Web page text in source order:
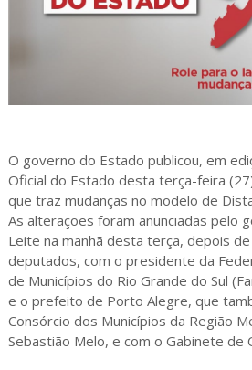
O governo do Estado publicou, em
Oficial do Estado desta terça-feira
que traz mudanças no modelo de
As alterações foram anunciadas pelo
Leite na manhã desta terça, depois
deputados, com o presidente da
de Municípios do Rio Grande do Sul
e o prefeito de Porto Alegre, que
Consórcio dos Municípios da Região
Sebastião Melo, e com o Gabinete de